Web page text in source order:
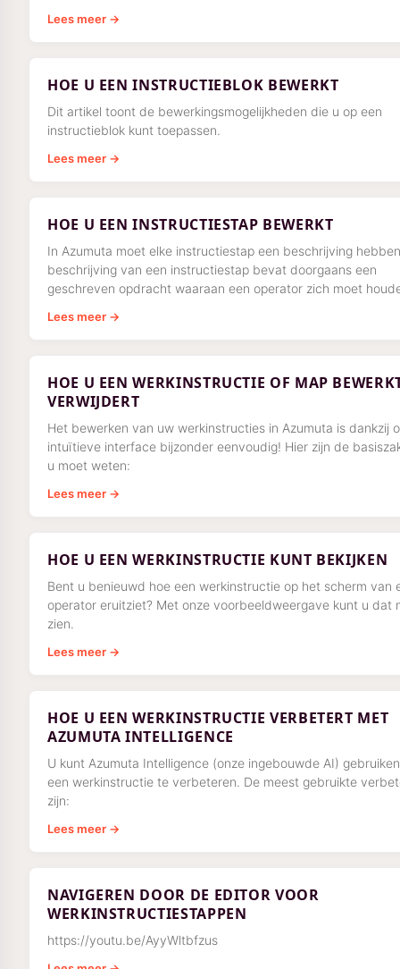
Lees meer →
HOE U EEN INSTRUCTIEBLOK BEWERKT
Dit artikel toont de bewerkingsmogelijkheden die u op een
instructieblok kunt toepassen.
Lees meer →
HOE U EEN INSTRUCTIESTAP BEWERKT
In Azumuta moet elke instructiestap een beschrijving
beschrijving van een instructiestap bevat doorgaans een
geschreven opdracht waaraan een operator zich moet
Lees meer →
HOE U EEN WERKINSTRUCTIE OF MAP
VERWIJDERT
Het bewerken van uw werkinstructies in Azumuta is dankzij
intuïtieve interface bijzonder eenvoudig! Hier zijn de
u moet weten:
Lees meer →
HOE U EEN WERKINSTRUCTIE KUNT BEKIJKEN
Bent u benieuwd hoe een werkinstructie op het scherm van
operator eruitziet? Met onze voorbeeldweergave kunt u dat
zien.
Lees meer →
HOE U EEN WERKINSTRUCTIE VERBETERT MET
AZUMUTA INTELLIGENCE
U kunt Azumuta Intelligence (onze ingebouwde AI)
een werkinstructie te verbeteren. De meest gebruikte
zijn:
Lees meer →
NAVIGEREN DOOR DE EDITOR VOOR
WERKINSTRUCTIESTAPPEN
https://youtu.be/AyyWltbfzus